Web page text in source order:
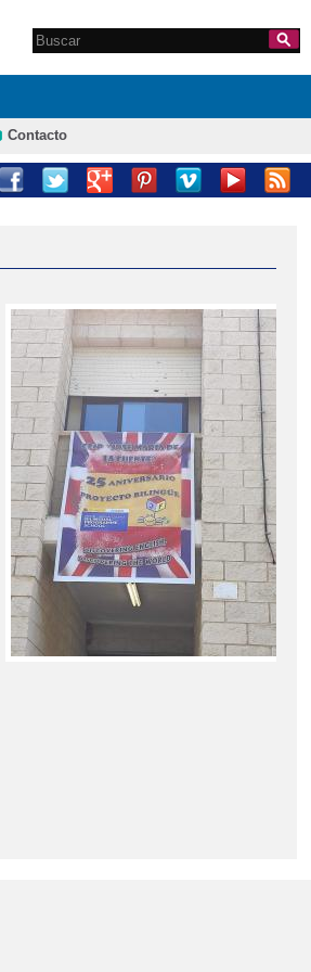
Formulario de
Search this site
Contacto